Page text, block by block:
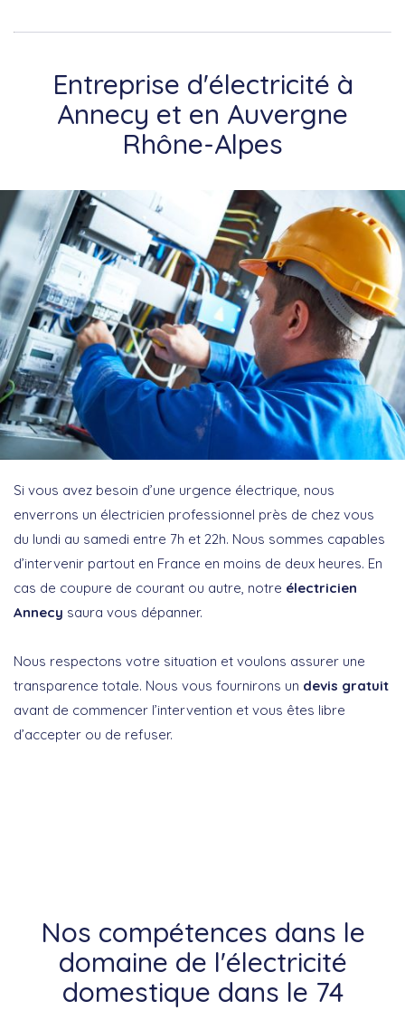
Entreprise d'électricité à
Annecy et en Auvergne
Rhône-Alpes
Si vous avez besoin d’une urgence électrique, nous
enverrons un électricien professionnel près de chez vous
du lundi au samedi entre 7h et 22h. Nous sommes capables
d’intervenir partout en France en moins de deux heures. En
cas de coupure de courant ou autre, notre électricien
Annecy saura vous dépanner.
Nous respectons votre situation et voulons assurer une
transparence totale. Nous vous fournirons un devis gratuit
avant de commencer l’intervention et vous êtes libre
d’accepter ou de refuser.
Nos compétences dans le
domaine de l'électricité
domestique dans le 74